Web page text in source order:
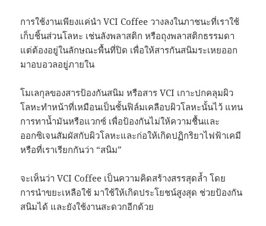
การใช้งานเพียงแค่นำ VCI Coffee วางลงในภาชนะที่เราใช้
เก็บชิ้นส่วนโลหะ เช่นลังพลาสติก หรือถุงพลาสติกธรรมดา
แต่ต้องอยู่ในลักษณะพื้นที่ปิด เพื่อให้สารกันสนิมระเหยออก
มาอบอวลอยู่ภายใน
โมเลกุลของสารป้องกันสนิม หรือสาร VCI เกาะปกคลุมผิว
โลหะทำหน้าที่เหมือนเป็นชั้นฟิล์มเคลือบผิวโลหะนั้นไว้ แทน
การทาน้ำมันหรือแวกซ์ เพื่อป้องกันไม่ให้ความชื้นและ
ออกซิเจนสัมผัสกับผิวโลหะและก่อให้เกิดปฏิกริยาไฟฟ้าเคมี
หรือที่เราเรียกกันว่า “สนิม”
จะเห็นว่า VCI Coffee เป็นความคิดสร้างสรรสุดล้ำ โดย
การนำขยะเหลือใช้ มาใช้ให้เกิดประโยชน์สูงสุด ช่วยป้องกัน
สนิมได้ และยังใช้งานสะดวกอีกด้วย